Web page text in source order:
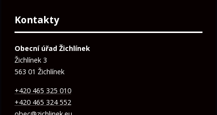
Kontakty
Obecní úřad Žichlínek
Žichlínek 3
563 01 Žichlínek
+420 465 325 010
+420 465 324 552